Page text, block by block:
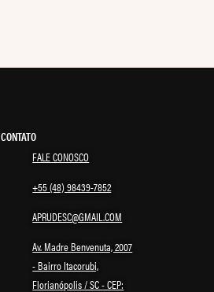
CONTATO
FALE CONOSCO
+55 (48) 98439-7852
APRUDESC@GMAIL.COM
Av. Madre Benvenuta, 2007
- Bairro Itacorubi,
Florianópolis / SC - CEP: